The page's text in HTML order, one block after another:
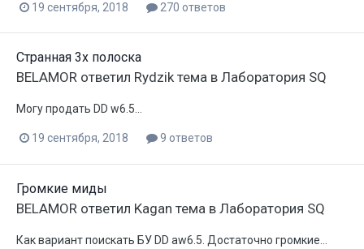
19 сентября, 2018 270 ответов
Странная 3х полоска
BELAMOR ответил Rydzikтема в Лаборатория SQ
Могу продать DD w6.5...
19 сентября, 2018 9 ответов
Громкие миды
BELAMOR ответил Kagan тема в Лаборатория SQ
Как вариант поискать БУ DD aw6.5. Достаточно громкие...